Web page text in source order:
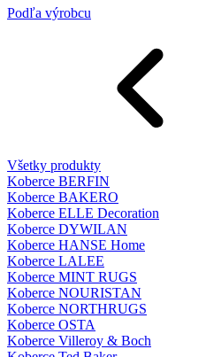
Podľa výrobcu
Všetky produkty
Koberce BERFIN
Koberce BAKERO
Koberce ELLE Decoration
Koberce DYWILAN
Koberce HANSE Home
Koberce LALEE
Koberce MINT RUGS
Koberce NOURISTAN
Koberce NORTHRUGS
Koberce OSTA
Koberce Villeroy & Boch